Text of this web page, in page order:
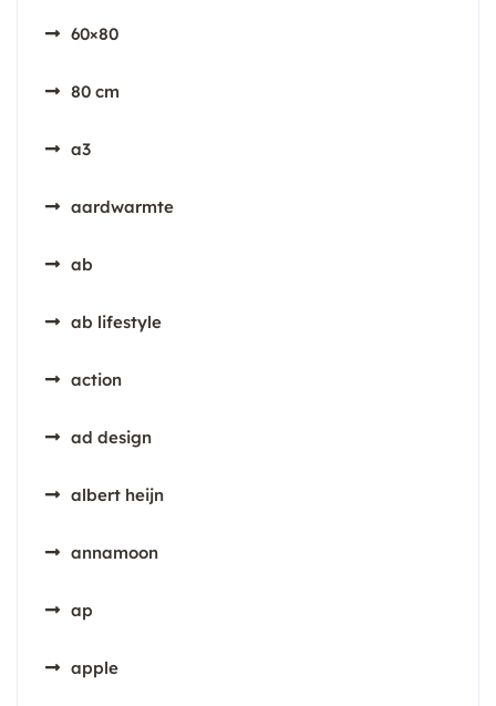
60×80
80 cm
a3
aardwarmte
ab
ab lifestyle
action
ad design
albert heijn
annamoon
ap
apple